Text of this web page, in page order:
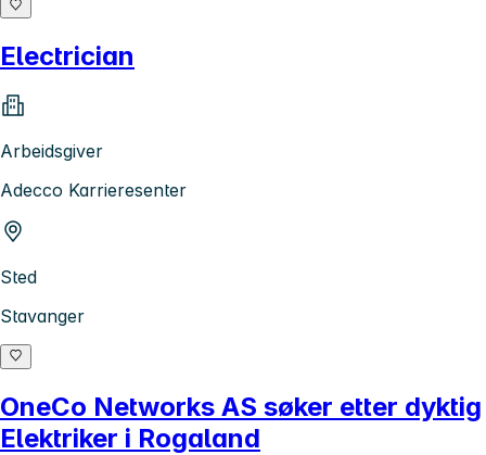
Electrician
Arbeidsgiver
Adecco Karrieresenter
Sted
Stavanger
OneCo Networks AS søker etter dyktig
Elektriker i Rogaland